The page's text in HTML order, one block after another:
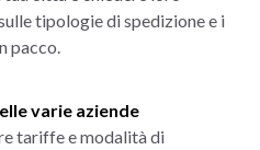
tipologie di spedizione e i
pacco.
varie aziende
tariffe e modalità di